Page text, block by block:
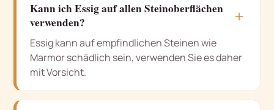
Kann ich Essig auf allen Steinoberflächen
verwenden?
＋
Essig kann auf empfindlichen Steinen wie
Marmor schädlich sein, verwenden Sie es daher
mit Vorsicht.